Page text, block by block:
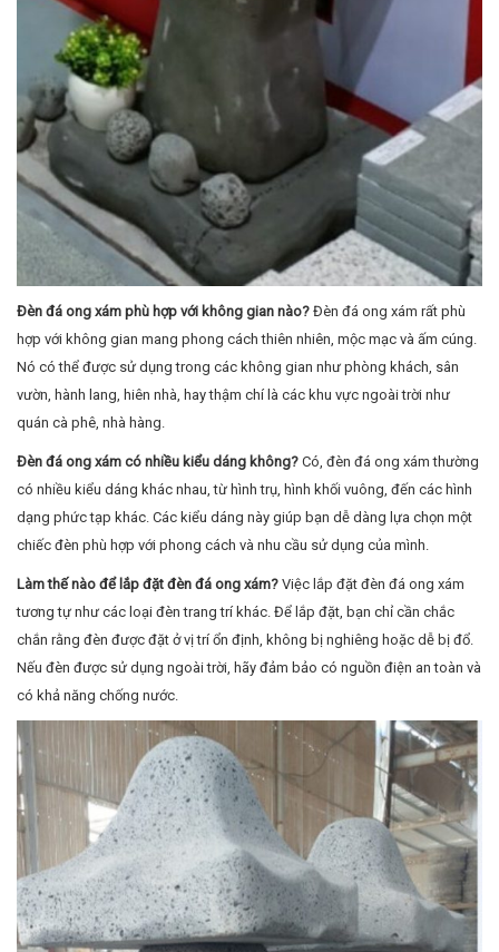
Đèn đá ong xám phù hợp với không gian nào?
Đèn đá ong xám rất phù
hợp với không gian mang phong cách thiên nhiên, mộc mạc và ấm cúng.
Nó có thể được sử dụng trong các không gian như phòng khách, sân
vườn, hành lang, hiên nhà, hay thậm chí là các khu vực ngoài trời như
quán cà phê, nhà hàng.
Đèn đá ong xám có nhiều kiểu dáng không?Có, đèn đá ong xám thường
có nhiều kiểu dáng khác nhau, từ hình trụ, hình khối vuông, đến các hình
dạng phức tạp khác. Các kiểu dáng này giúp bạn dễ dàng lựa chọn một
chiếc đèn phù hợp với phong cách và nhu cầu sử dụng của mình.
Làm thế nào để lắp đặt đèn đá ong xám?
Việc lắp đặt đèn đá ong xám
tương tự như các loại đèn trang trí khác. Để lắp đặt, bạn chỉ cần chắc
Nếu đèn được sử dụng ngoài trời, hãy đảm bảo có nguồn điện an toàn và
có khả năng chống nước.